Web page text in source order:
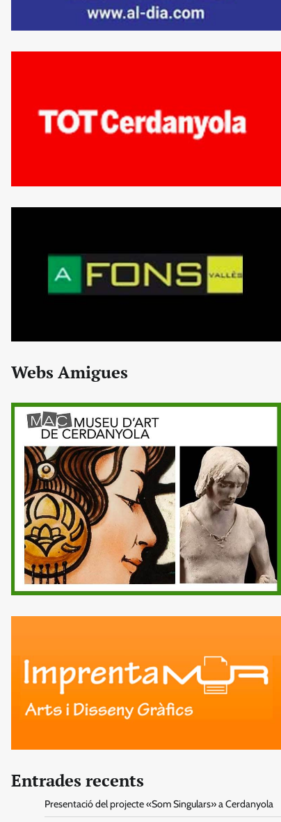
Webs Amigues
Entrades recents
Presentació del projecte «Som Singulars» a Cerdanyola